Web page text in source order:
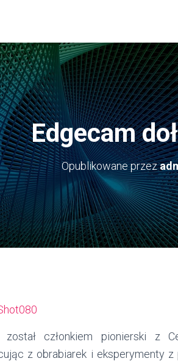
Edgecam
Opublikowane przez
został członkiem pionierski z
z obrabiarek i eksperymenty